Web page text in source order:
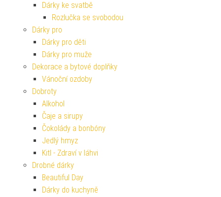
Dárky ke svatbě
Rozlučka se svobodou
Dárky pro
Dárky pro děti
Dárky pro muže
Dekorace a bytové doplňky
Vánoční ozdoby
Dobroty
Alkohol
Čaje a sirupy
Čokolády a bonbóny
Jedlý hmyz
Kitl - Zdraví v láhvi
Drobné dárky
Beautiful Day
Dárky do kuchyně